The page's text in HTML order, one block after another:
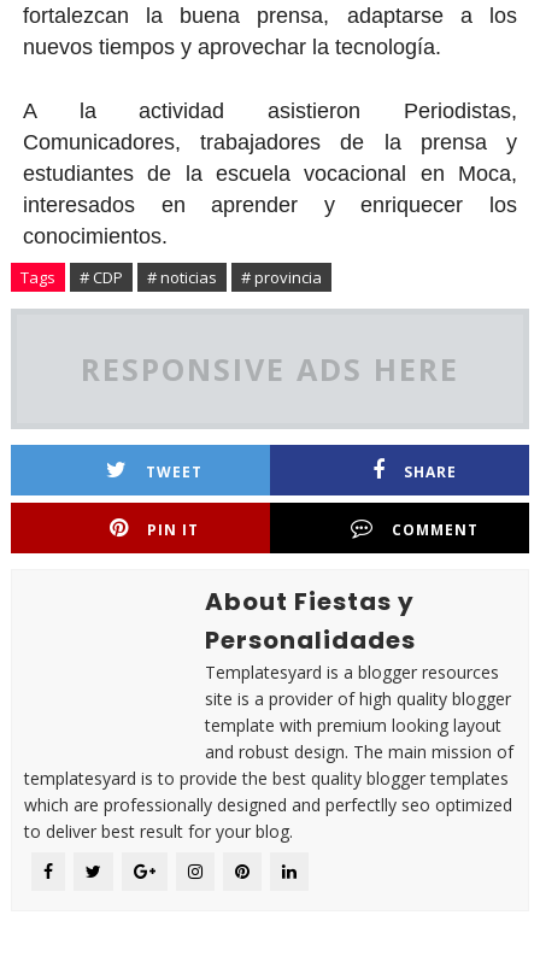
fortalezcan la buena prensa, adaptarse a los
nuevos tiempos y aprovechar la tecnología.
A la actividad asistieron Periodistas,
Comunicadores, trabajadores de la prensa y
estudiantes de la escuela vocacional en Moca,
interesados en aprender y enriquecer los
conocimientos.
Tags # CDP # noticias # provincia
RESPONSIVE ADS HERE
TWEET SHARE
PIN IT COMMENT
About Fiestas y
Personalidades
Templatesyard is a blogger resources
site is a provider of high quality blogger
template with premium looking layout
and robust design. The main mission of
templatesyard is to provide the best quality blogger templates
which are professionally designed and perfectlly seo optimized
to deliver best result for your blog.